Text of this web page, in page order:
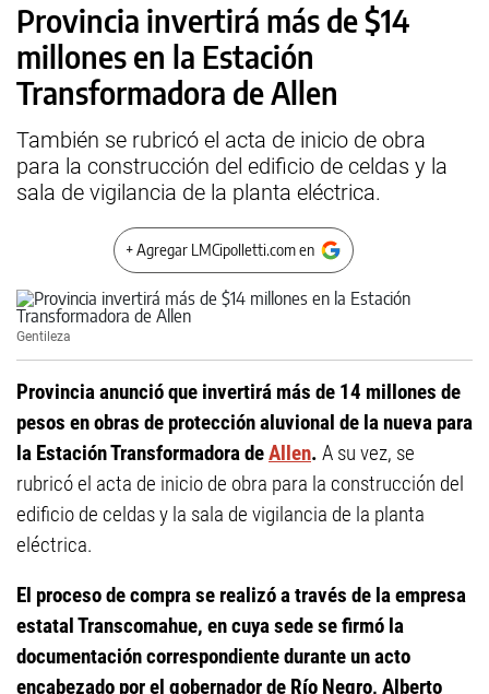
Provincia invertirá más de $14
millones en la Estación
Transformadora de Allen
También se rubricó el acta de inicio de obra
para la construcción del edificio de celdas y la
sala de vigilancia de la planta eléctrica.
+ Agregar LMCipolletti.com en
Gentileza
Provincia anunció que invertirá más de 14 millones de
pesos en obras de protección aluvional de la nueva para
la Estación Transformadora deAllen. A su vez, se
rubricó el acta de inicio de obra para la construcción del
edificio de celdas y la sala de vigilancia de la planta
eléctrica.
El proceso de compra se realizó a través de la empresa
estatal Transcomahue, en cuya sede se firmó la
documentación correspondiente durante un acto
encabezado por el gobernador de Río Negro, Alberto